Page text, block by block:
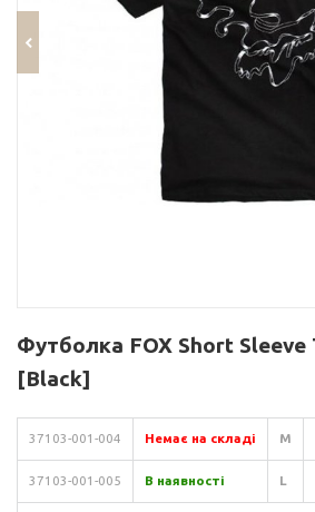
Футболка FOX Short Sleeve
[Black]
37103-001-004 Немає на складі M
37103-001-005 В наявності L